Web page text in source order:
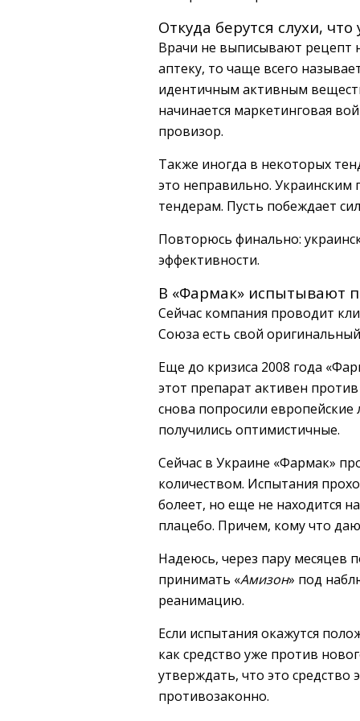
Откуда берутся слухи,
Врачи не выписывают рецепт
аптеку, то чаще всего
идентичным активным
начинается маркетинговая
провизор.
Также иногда в некоторых
это неправильно.
тендерам. Пусть побеждает
Повторюсь финально:
эффективности.
В «Фармак» испытывают
Сейчас компания проводит
Союза есть свой
Еще до кризиса 2008 года
этот препарат активен
снова попросили
получились оптимистичные.
Сейчас в Украине «Фармак»
количеством. Испытания
болеет, но еще не находится
плацебо. Причем, кому что
Надеюсь, через пару месяцев
принимать «Амизон» под
реанимацию.
Если испытания окажутся
как средство уже против
утверждать, что это
противозаконно.